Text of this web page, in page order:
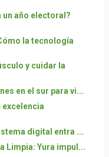
un año electoral?
la tecnología
y cuidar la
en el sur para vi...
excelencia
digital entra ...
Limpia: Yura impul...